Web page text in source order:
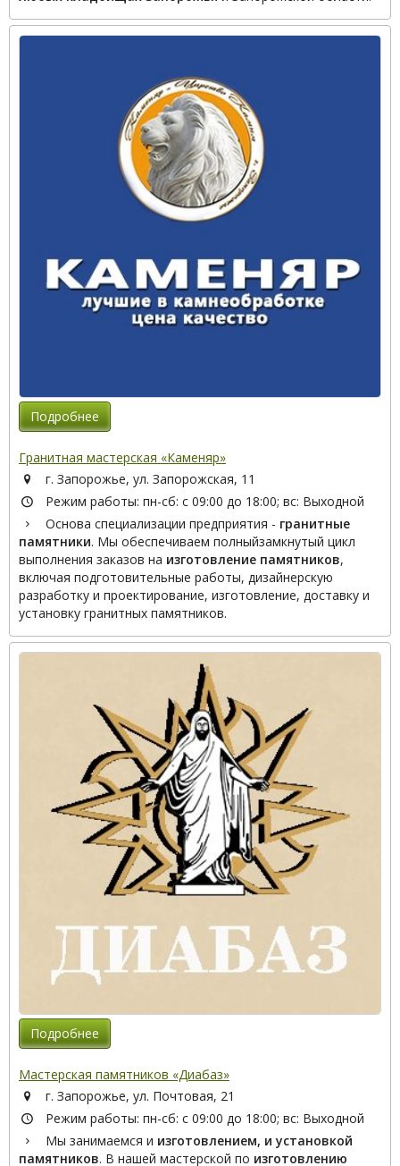
Подробнее
Гранитная мастерская «Каменяр»
г. Запорожье, ул. Запорожская, 11
Режим работы: пн-сб: с 09:00 до 18:00; вс: Выходной
Основа специализации предприятия - гранитные
памятники. Мы обеспечиваем полныйзамкнутый цикл
выполнения заказов на изготовление памятников,
включая подготовительные работы, дизайнерскую
разработку и проектирование, изготовление, доставку и
установку гранитных памятников.
Подробнее
Мастерская памятников «Диабаз»
г. Запорожье, ул. Почтовая, 21
Режим работы: пн-сб: с 09:00 до 18:00; вс: Выходной
Мы занимаемся и изготовлением, и установкой
памятников. В нашей мастерской по изготовлению